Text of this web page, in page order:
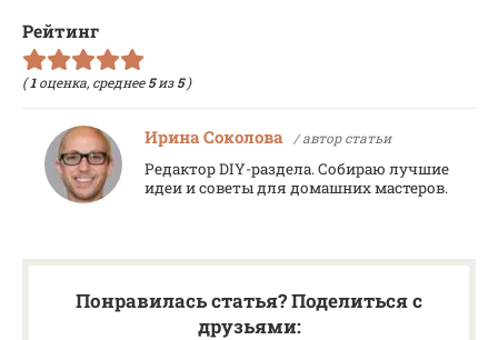
Рейтинг
(1оценка, среднее5из5)
Ирина Соколова / автор статьи
Редактор DIY-раздела. Собираю лучшие
идеи и советы для домашних мастеров.
Понравилась статья? Поделиться с
друзьями: